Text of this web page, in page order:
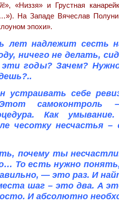
«Низзя» и Грустная
На Западе Вячеслав
эпохи».
лет надлежит сесть
ничего не делать,
годы? Зачем?
устраивать себе
самоконтроль –
Как
чесотку несчастья –
почему ты
То есть нужно
— это раз. И
шаг – это два. А
И абсолютно